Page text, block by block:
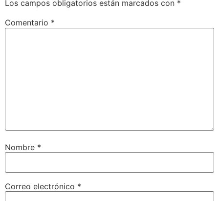
Los campos obligatorios están marcados con *
Comentario *
Nombre *
Correo electrónico *